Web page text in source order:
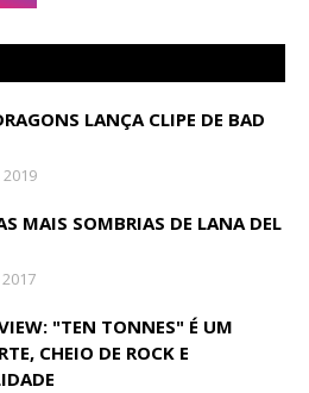
LANÇA CLIPE DE BAD
MAIS SOMBRIAS DE LANA DEL
"TEN TONNES" É UM
CHEIO DE ROCK E